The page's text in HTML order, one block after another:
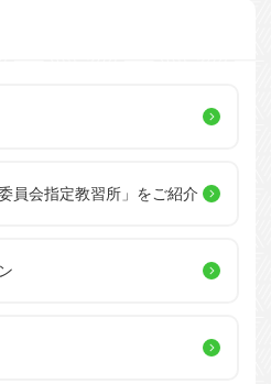
委員会指定教習所」をご紹介